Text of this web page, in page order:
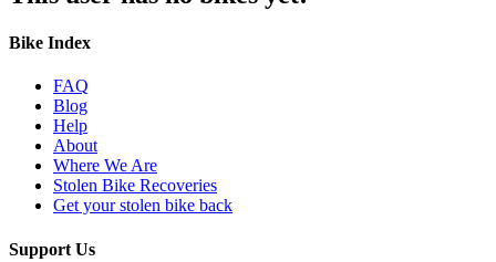
Bike Index
FAQ
Blog
Help
About
Where We Are
Stolen Bike Recoveries
Get your stolen bike back
Support Us